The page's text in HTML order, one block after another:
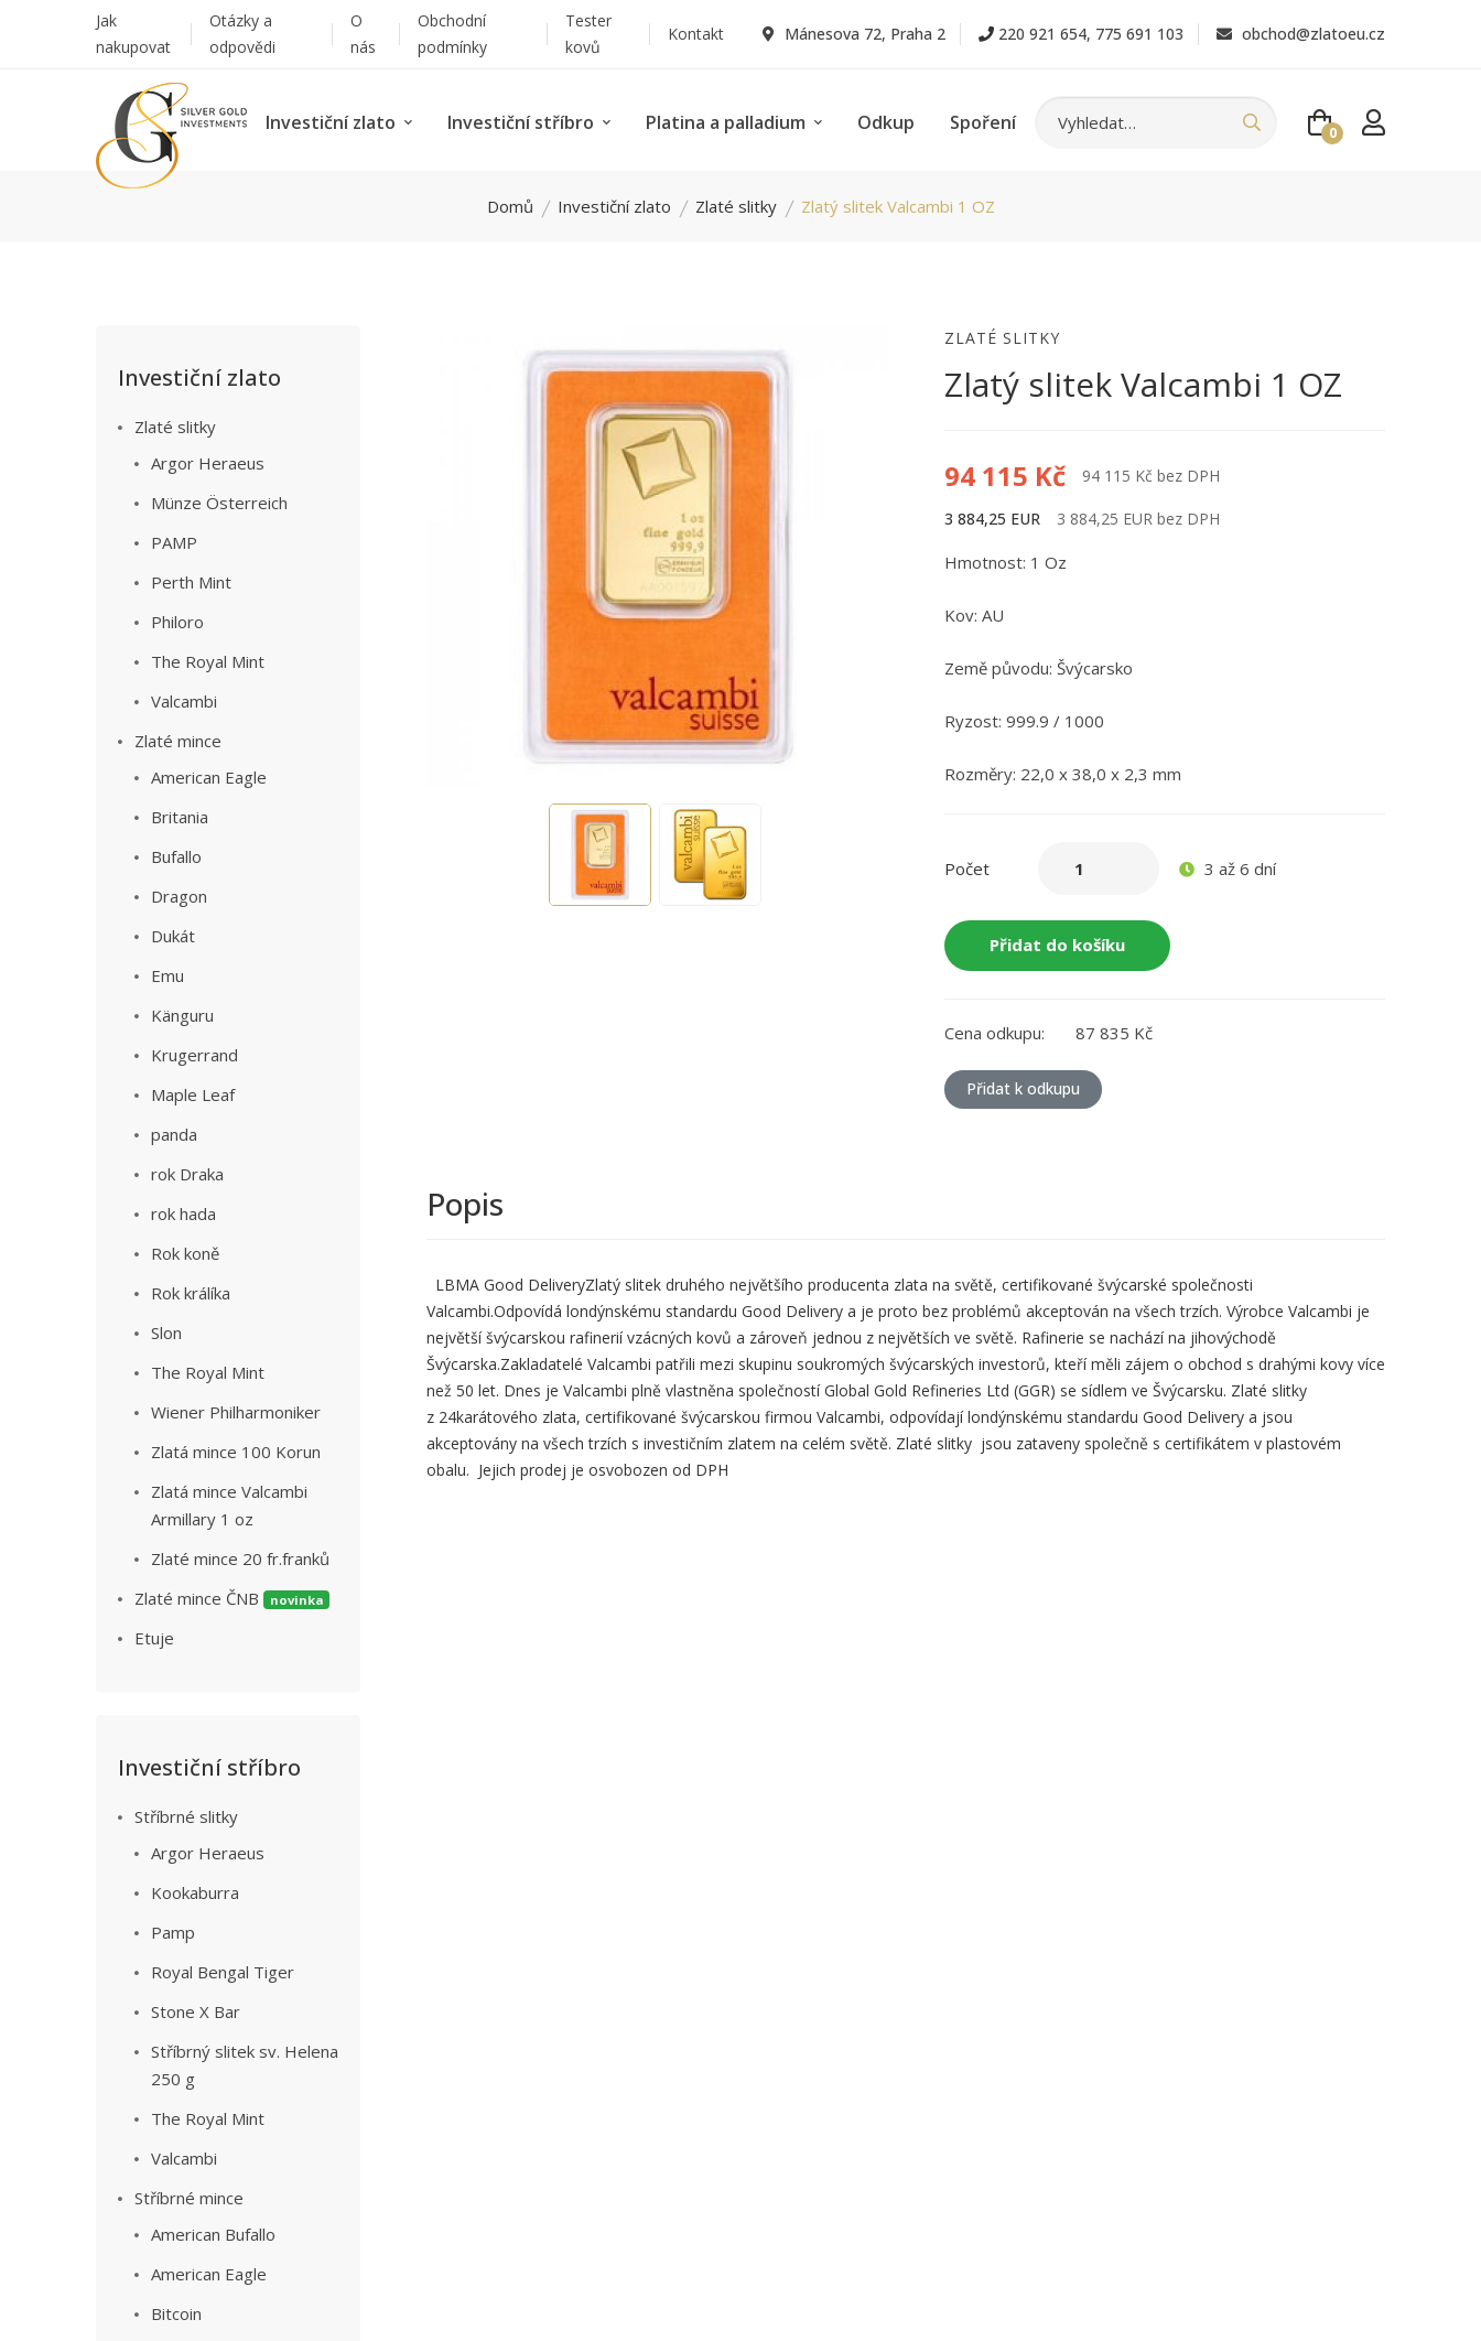
Jak
nakupovat
Otázky a
odpovědi
O
nás
Obchodní
podmínky
Tester
kovů
Kontakt Mánesova 72, Praha 2 220 921 654, 775 691 103 obchod@zlatoeu.cz
Investiční zlato Investiční stříbro Platina a palladium Odkup Spoření 0
Domů Investiční zlato Zlaté slitky Zlatý slitek Valcambi 1 OZ
ZLATÉ SLITKY
Zlatý slitek Valcambi 1 OZ
94 115 Kč 94 115 Kč bez DPH
3 884,25 EUR 3 884,25 EUR bez DPH
Hmotnost: 1 Oz
Kov: AU
Země původu: Švýcarsko
Ryzost: 999.9 / 1000
Rozměry: 22,0 x 38,0 x 2,3 mm
Počet 3 až 6 dní
Přidat do košíku
Cena odkupu: 87 835 Kč
Přidat k odkupu
Popis
LBMA Good DeliveryZlatý slitek druhého největšího producenta zlata na světě, certifikované švýcarské společnosti
Valcambi.Odpovídá londýnskému standardu Good Delivery a je proto bez problémů akceptován na všech trzích. Výrobce Valcambi je
největší švýcarskou rafinerií vzácných kovů a zároveň jednou z největších ve světě. Rafinerie se nachází na jihovýchodě
Švýcarska.Zakladatelé Valcambi patřili mezi skupinu soukromých švýcarských investorů, kteří měli zájem o obchod s drahými kovy více
než 50 let. Dnes je Valcambi plně vlastněna společností Global Gold Refineries Ltd (GGR) se sídlem ve Švýcarsku. Zlaté slitky
z 24karátového zlata, certifikované švýcarskou firmou Valcambi, odpovídají londýnskému standardu Good Delivery a jsou
akceptovány na všech trzích s investičním zlatem na celém světě. Zlaté slitky jsou zataveny společně s certifikátem v plastovém
obalu. Jejich prodej je osvobozen od DPH
Investiční zlato
Zlaté slitky
Argor Heraeus
Münze Österreich
PAMP
Perth Mint
Philoro
The Royal Mint
Valcambi
Zlaté mince
American Eagle
Britania
Bufallo
Dragon
Dukát
Emu
Känguru
Krugerrand
Maple Leaf
panda
rok Draka
rok hada
Rok koně
Rok králíka
Slon
The Royal Mint
Wiener Philharmoniker
Zlatá mince 100 Korun
Zlatá mince Valcambi
Armillary 1 oz
Zlaté mince 20 fr.franků
Zlaté mince ČNB
novinka
Etuje
Investiční stříbro
Stříbrné slitky
Argor Heraeus
Kookaburra
Pamp
Royal Bengal Tiger
Stone X Bar
Stříbrný slitek sv. Helena
250 g
The Royal Mint
Valcambi
Stříbrné mince
American Bufallo
American Eagle
Bitcoin